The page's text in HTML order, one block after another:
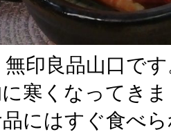
印良品山口で
寒くなってき
にはすぐ食べ